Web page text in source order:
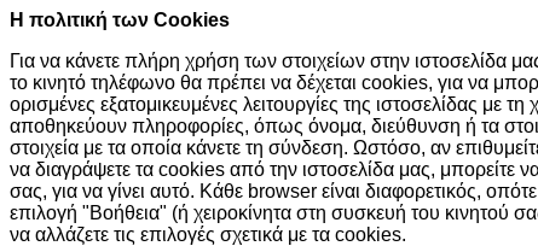
H πολιτική των Cookies
Για να κάνετε πλήρη χρήση των στοιχείων στην ιστοσελίδα
το κινητό τηλέφωνο θα πρέπει να δέχεται cookies, για να
ορισμένες εξατομικευμένες λειτουργίες της ιστοσελίδας με
αποθηκεύουν πληροφορίες, όπως όνομα, διεύθυνση ή τα
στοιχεία με τα οποία κάνετε τη σύνδεση. Ωστόσο, αν
να διαγράψετε τα cookies από την ιστοσελίδα μας, μπορείτε
σας, για να γίνει αυτό. Κάθε browser είναι διαφορετικός,
επιλογή "Βοήθεια" (ή χειροκίνητα στη συσκευή του κινητού
να αλλάζετε τις επιλογές σχετικά με τα cookies.